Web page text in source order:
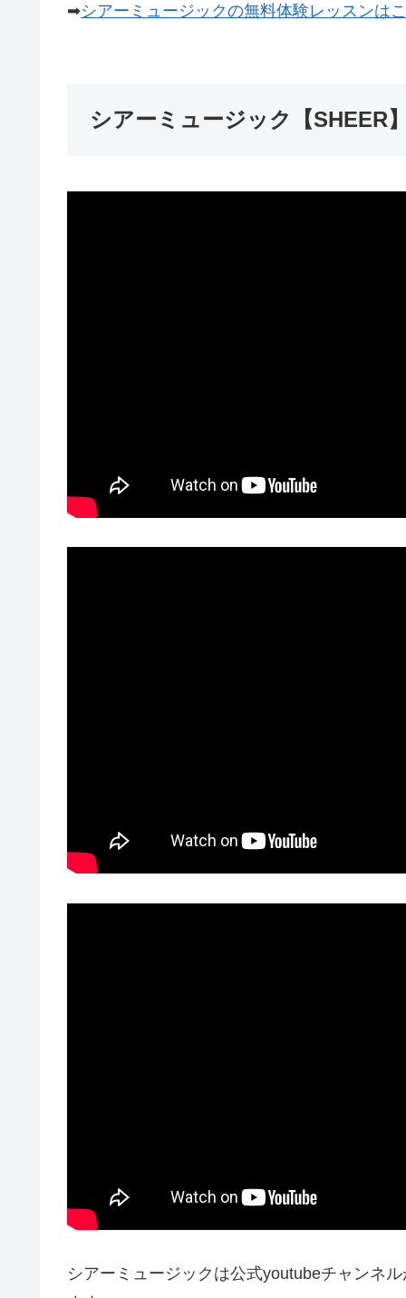
➡シアーミュージックの無料体験レッスンは
シアーミュージック【SHEER
シアーミュージックは公式youtubeチャンネ